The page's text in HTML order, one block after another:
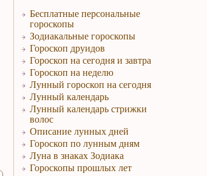
Бесплатные персональные
гороскопы
Зодиакальные гороскопы
Гороскоп друидов
Гороскоп на сегодня и завтра
Гороскоп на неделю
Лунный гороскоп на сегодня
Лунный календарь
Лунный календарь стрижки
волос
Описание лунных дней
Гороскоп по лунным дням
Луна в знаках Зодиака
Гороскопы прошлых лет